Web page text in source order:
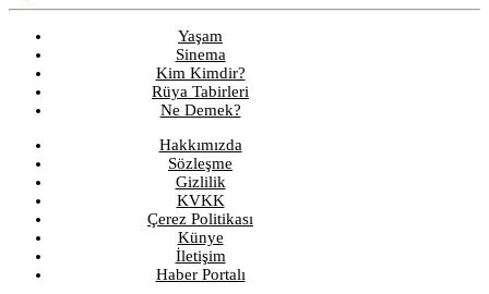
Yaşam
Sinema
Kim Kimdir?
Rüya Tabirleri
Ne Demek?
Hakkımızda
Sözleşme
Gizlilik
KVKK
Çerez Politikası
Künye
İletişim
Haber Portalı